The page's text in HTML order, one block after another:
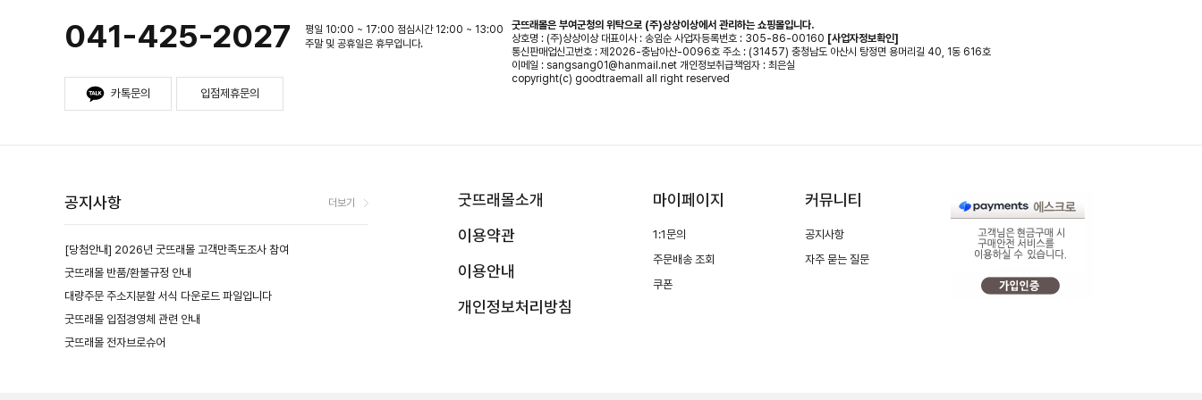
041-425-2027
평일 10:00 ~ 17:00 점심시간 12:00 ~ 13:00
주말 및 공휴일은 휴무입니다.
카톡문의 입점제휴문의
굿뜨래몰은 부여군청의 위탁으로 (주)상상이상에서 관리하는 쇼핑몰입니다.
상호명 : (주)상상이상 대표이사 : 송임순 사업자등록번호 : 305-86-00160 [사업자정보확인]
통신판매업신고번호 : 제2026-충남아산-0096호 주소 : (31457) 충청남도 아산시 탕정면 용머리길 40, 1동 616호
이메일 : sangsang01@hanmail.net 개인정보취급책임자 : 최은실
copyright(c) goodtraemall all right reserved
공지사항 더보기
[당첨안내] 2026년 굿뜨래몰 고객만족도조사 참여
굿뜨래몰 반품/환불규정 안내
대량주문 주소지분할 서식 다운로드 파일입니다
굿뜨래몰 입점경영체 관련 안내
굿뜨래몰 전자브로슈어
굿뜨래몰소개
이용약관
이용안내
개인정보처리방침
마이페이지
1:1문의
주문배송 조회
쿠폰
커뮤니티
공지사항
자주 묻는 질문